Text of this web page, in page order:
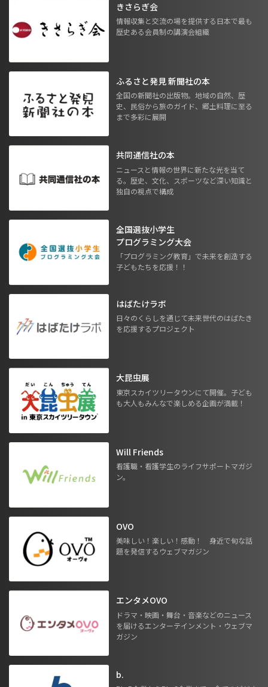
きさらぎ会
情報収集と交流の場を提供する日本で最も
歴史ある会員制の講演会組織
ふるさと発見 新聞社の本
全国の新聞社の出版物。地域の自然、歴
史、民俗から旅のガイド、郷土料理に至る
まで多彩に展開
共同通信社の本
ニュースと情報の世界に新たな光を当て
る。歴史、文化、スポーツなど深い知識と
独自の視点で構成
全国選抜小学生
プログラミング大会
「プログラミング教育」で未来を創造する
子どもたちを応援！！
はばたけラボ
日々のくらしを通じて未来世代のはばたき
を応援するプロジェクト
大昆虫展
東京スカイツリータウンにて開催。子ども
も大人もみんなで楽しめる企画が満載！
Will Friends
看護職・看護学生のライフサポートマガジ
ン。
OVO
美味しい！楽しい！感動！ 身近で旬な話
題を発信するウェブマガジン
エンタメOVO
ドラマ・映画・舞台・音楽などのニュース
を届けるエンターテインメント・ウェブマ
ガジン
b.